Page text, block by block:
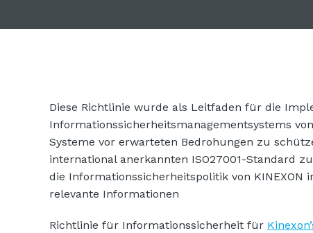
Diese Richtlinie wurde als Leitfaden für die
Informationssicherheitsmanagementsystems
Systeme vor erwarteten Bedrohungen zu
international anerkannten ISO27001-Standard
die Informationssicherheitspolitik von KINEXON
relevante Informationen
Richtlinie für Informationssicherheit für